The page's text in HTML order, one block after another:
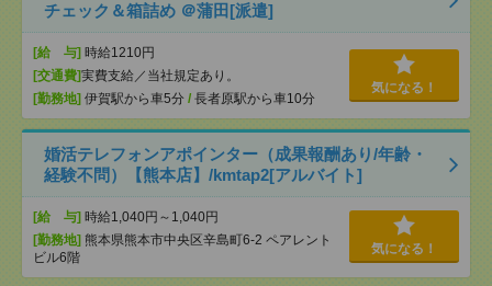
チェック＆箱詰め ＠蒲田[派遣]
[給 与] 時給1210円
[交通費]実費支給／当社規定あり。
[勤務地] 伊賀駅から車5分 / 長者原駅から車10分
気になる！
婚活テレフォンアポインター（成果報酬あり/年齢・
経験不問）【熊本店】/kmtap2[アルバイト]
[給 与] 時給1,040円～1,040円
[勤務地] 熊本県熊本市中央区辛島町6-2 ペアレント
ビル6階
気になる！